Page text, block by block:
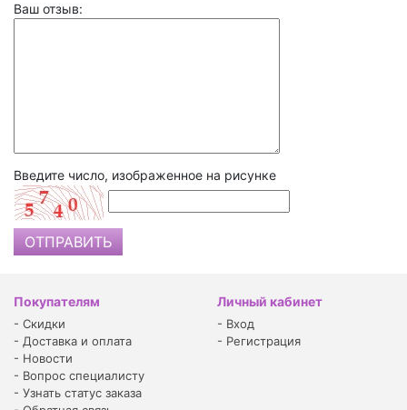
Ваш отзыв:
Введите число, изображенное на рисунке
Покупателям
- Скидки
- Доставка и оплата
- Новости
- Вопрос специалисту
- Узнать статус заказа
Личный кабинет
- Вход
- Регистрация